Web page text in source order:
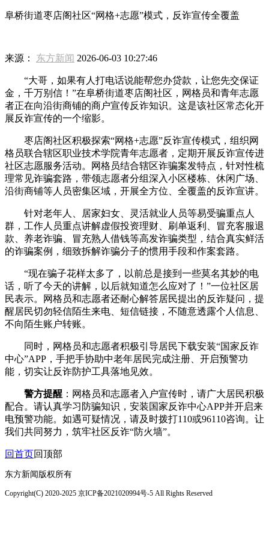
阜桥街道枣店阁社区“网格+志愿”模式，反诈宣传全覆盖
来源： 东方新闻 2026-06-03 10:27:46
“大哥，如果有人打电话说能帮您办贷款，让您先交保证
金，千万别信！”在阜桥街道枣店阁社区，网格员和青年志愿
者正在向沿街商铺的商户宣传反诈知识。这是该社区常态化开
展反诈宣传的一个缩影。
枣店阁社区积极探索“网格+志愿”反诈宣传模式，组织网
格员联合辖区职业技术学院青年志愿者，定期开展反诈宣传进
社区志愿服务活动。网格员结合辖区诈骗案发特点，针对性梳
理常见诈骗套路，带领志愿者分组深入小区楼栋、休闲广场、
沿街商铺等人员密集区域，开展全方位、全覆盖的反诈宣讲。
针对老年人、居家妇女、灵活就业人员等易受骗重点人
群，工作人员重点讲解虚假投资理财、刷单返利、冒充客服退
款、养老诈骗、冒充熟人借钱等高发诈骗类型，结合真实鲜活
的诈骗案例，细致拆解诈骗分子的惯用手段和作案套路。
“现在骗子花样太多了，以前总是接到一些莫名其妙的电
话，听了今天的讲解，以后就知道怎么应对了！”一位社区居
民表示。网格员和志愿者还耐心解答居民提出的反诈疑问，提
醒居民切勿轻信陌生来电、短信链接，不随意透露个人信息、
不向陌生账户转账。
同时，网格员和志愿者积极引导居民下载安装“国家反诈
中心”APP，手把手协助中老年居民完成注册、开启预警功
能，切实让反诈防护工具落地见效。
警方提醒 ：网格员和志愿者入户宣传时，请广大居民积极
配合。请认真学习防骗知识，安装国家反诈中心APP并开启来
电预警功能。如遇可疑情况，请及时拨打110或96110咨询。让
我们共同努力，筑牢社区反诈“防火墙”。
回首页回顶部
东方新闻版权所有
Copyright(C) 2020-2025 京ICP备2021020994号-5 All Rights Reserved